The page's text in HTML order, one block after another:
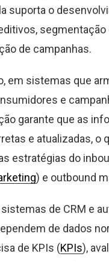
suporta o
segmentação
de campanhas.
em sistemas que
e
garante que as
e atualizadas, o
estratégias do
) e outbound
de CRM e
de dados
de KPIs (KPIs),